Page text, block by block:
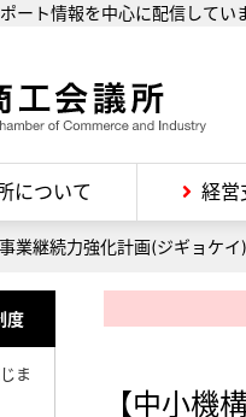
ート情報を中心に配信してい
について 経営
業継続力強化計画(ジギョケ
【中小
度
ま